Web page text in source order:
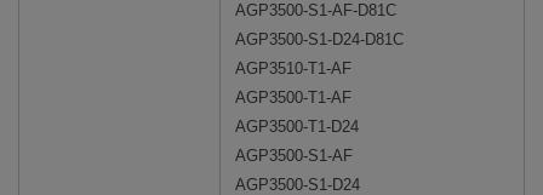
AGP3500-S1-AF-D81C
AGP3500-S1-D24-D81C
AGP3510-T1-AF
AGP3500-T1-AF
AGP3500-T1-D24
AGP3500-S1-AF
AGP3500-S1-D24